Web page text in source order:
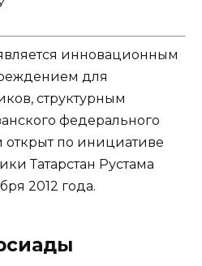
инновационным
для
структурным
федерального
открыт по инициативе
Татарстан Рустама
2012 года.